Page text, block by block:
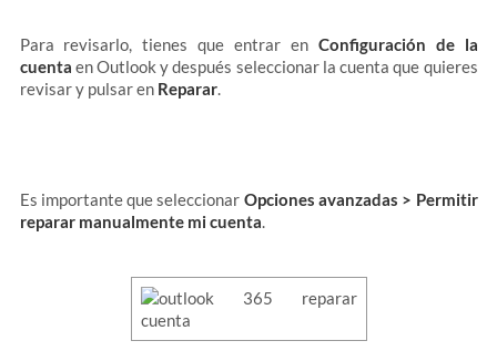
Para revisarlo, tienes que entrar en Configuración de la
cuenta en Outlook y después seleccionar la cuenta que quieres
revisar y pulsar en Reparar.
Es importante que seleccionar Opciones avanzadas > Permitir
reparar manualmente mi cuenta.